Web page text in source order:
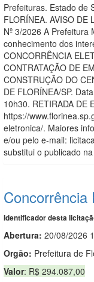
Prefeituras. Estado de
FLORÍNEA. AVISO DE
Nº 3/2026 A
conhecimento dos
CONCORRÊNCIA
CONTRATAÇÃO DE
CONSTRUÇÃO DO
DE FLORÍNEA/SP.
10h30. RETIRADA DE
https://
eletronica/. Maiores
e/ou pelo e-mail:
substitui o publicado
Concorrência
Identificador desta
Abertura: 20/08/2026
Orgão: Prefeitura de
Valor: R$ 294.087,00